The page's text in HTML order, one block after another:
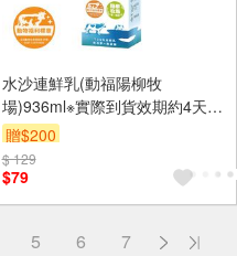
水沙連鮮乳(動福陽柳牧
場)936ml※實際到貨效期約4天以
上
贈$200
$ 129
$79
5 6 7